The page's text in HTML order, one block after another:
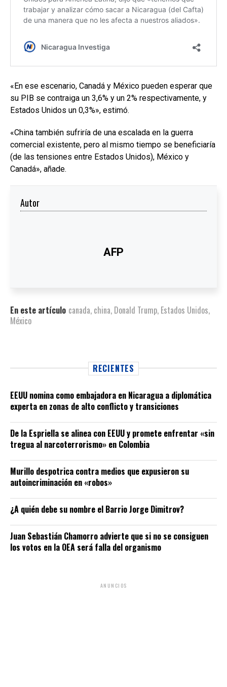
«En ese escenario, Canadá y México pueden esperar que
su PIB se contraiga un 3,6% y un 2% respectivamente, y
Estados Unidos un 0,3%», estimó.
«China también sufriría de una escalada en la guerra
comercial existente, pero al mismo tiempo se beneficiaría
(de las tensiones entre Estados Unidos), México y
Canadá», añade.
Autor
AFP
En este artículo canada, china, Donald Trump, Estados Unidos,
México
RECIENTES
EEUU nomina como embajadora en Nicaragua a diplomática
experta en zonas de alto conflicto y transiciones
De la Espriella se alinea con EEUU y promete enfrentar «sin
tregua al narcoterrorismo» en Colombia
Murillo despotrica contra medios que expusieron su
autoincriminación en «robos»
¿A quién debe su nombre el Barrio Jorge Dimitrov?
Juan Sebastián Chamorro advierte que si no se consiguen
los votos en la OEA será falla del organismo
ANUNCIOS